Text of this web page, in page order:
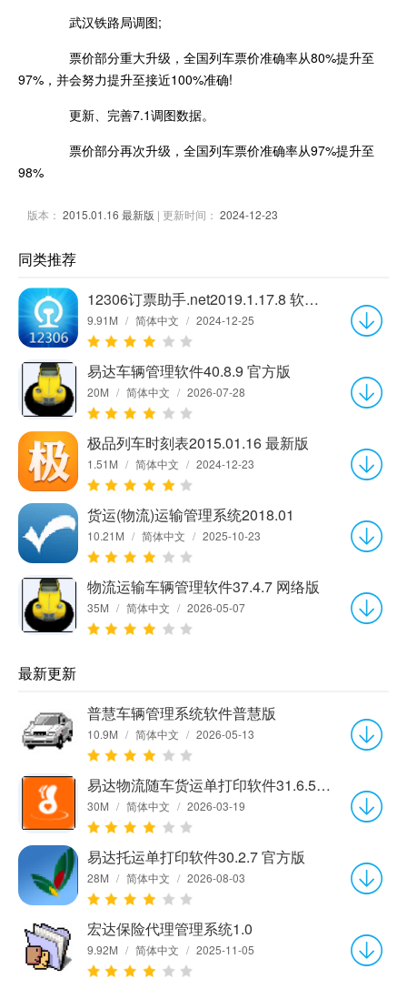
武汉铁路局调图;
票价部分重大升级，全国列车票价准确率从80%提升至
97%，并会努力提升至接近100%准确!
更新、完善7.1调图数据。
票价部分再次升级，全国列车票价准确率从97%提升至
98%
版本： 2015.01.16 最新版 | 更新时间： 2024-12-23
同类推荐
12306订票助手.net2019.1.17.8 软件版
9.91M / 简体中文 / 2024-12-25
易达车辆管理软件40.8.9 官方版
20M / 简体中文 / 2026-07-28
极品列车时刻表2015.01.16 最新版
1.51M / 简体中文 / 2024-12-23
货运(物流)运输管理系统2018.01
10.21M / 简体中文 / 2025-10-23
物流运输车辆管理软件37.4.7 网络版
35M / 简体中文 / 2026-05-07
最新更新
普慧车辆管理系统软件普慧版
10.9M / 简体中文 / 2026-05-13
易达物流随车货运单打印软件31.6.5 官方版
30M / 简体中文 / 2026-03-19
易达托运单打印软件30.2.7 官方版
28M / 简体中文 / 2026-08-03
宏达保险代理管理系统1.0
9.92M / 简体中文 / 2025-11-05